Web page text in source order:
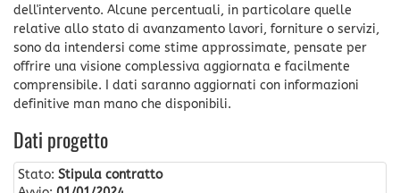
dell'intervento. Alcune percentuali, in particolare quelle
relative allo stato di avanzamento lavori, forniture o servizi,
sono da intendersi come stime approssimate, pensate per
offrire una visione complessiva aggiornata e facilmente
comprensibile. I dati saranno aggiornati con informazioni
definitive man mano che disponibili.
Dati progetto
Stato: Stipula contratto